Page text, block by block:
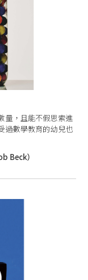
量，且能不假思索進
過數學教育的幼兒也
Beck）